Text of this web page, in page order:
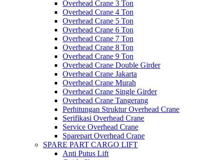
Overhead Crane 3 Ton
Overhead Crane 4 Ton
Overhead Crane 5 Ton
Overhead Crane 6 Ton
Overhead Crane 7 Ton
Overhead Crane 8 Ton
Overhead Crane 9 Ton
Overhead Crane Double Girder
Overhead Crane Jakarta
Overhead Crane Murah
Overhead Crane Single Girder
Overhead Crane Tangerang
Perhitungan Struktur Overhead Crane
Serifikasi Overhead Crane
Service Overhead Crane
Sparepart Overhead Crane
SPARE PART CARGO LIFT
Anti Putus Lift